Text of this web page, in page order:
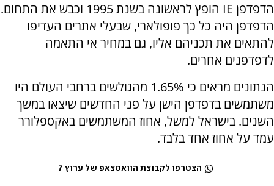
הדפדפן IE הופץ לראשונה בשנת 1995 וכבש את התחום.
הדפדפן היה כל כך פופולארי, שבעלי אתרים העדיפו
להתאים את תכניהם אליו, גם במחיר אי התאמה
לדפדפנים אחרים.
הנתונים מראים כי 1.65% מהגולשים ברחבי העולם היו
משתמשים בדפדפן הישן על פני החדשים שיצאו במשך
השנים. בישראל למשל, אחוז המשתמשים באקספלורר
עמד על אחוז אחד בלבד.
הצטרפו לקבוצת הוואטצאפ של ערוץ 7